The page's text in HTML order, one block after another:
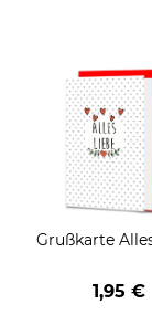
Grußkarte
1,95 €